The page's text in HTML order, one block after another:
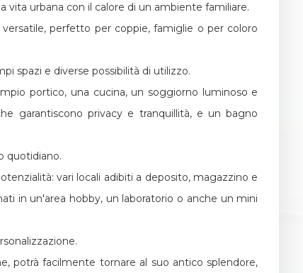
vita urbana con il calore di un ambiente familiare.
perfetto per coppie, famiglie o per coloro
spazi e diverse possibilità di utilizzo.
portico, una cucina, un soggiorno luminoso e
garantiscono privacy e tranquillità, e un bagno
quotidiano.
vari locali adibiti a deposito, magazzino e
in un'area hobby, un laboratorio o anche un mini
potrà facilmente tornare al suo antico splendore,